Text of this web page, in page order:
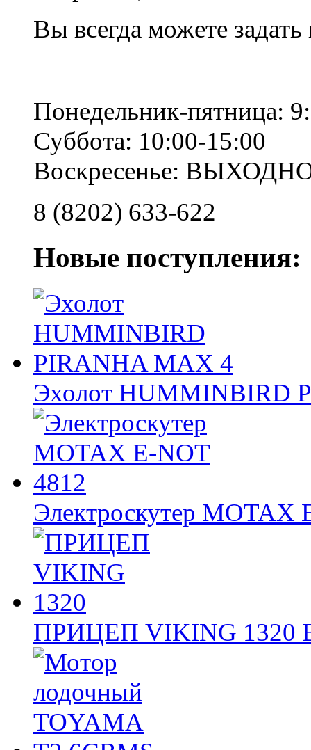
Вы всегда можете
Понедельник-пятница:
Суббота: 10:00-15:00
Воскресенье:
8 (8202) 633-622
Новые поступления:
Эхолот HUMMINBIRD
Электроскутер
ПРИЦЕП VIKING